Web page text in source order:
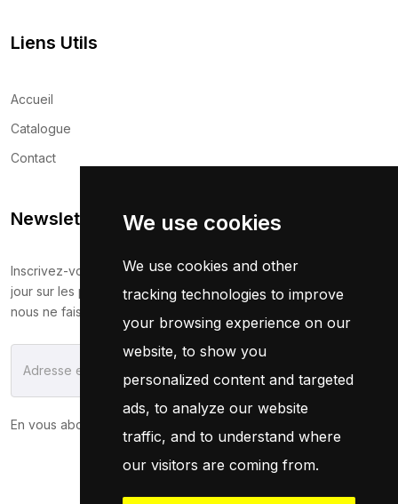
We use cookies
We use cookies and other
tracking technologies to improve
your browsing experience on our
website, to show you
personalized content and targeted
ads, to analyze our website
traffic, and to understand where
our visitors are coming from.
Liens Utils
Accueil
Catalogue
Contact
Newsletter
Inscrivez-vous maintenant pour recevoir les dernières mises à
jour sur les promotions et les coupons. Ne vous inquiétez pas,
nous ne faisons pas de spam !
S'Abonner
En vous abonnant, vous acceptez notre